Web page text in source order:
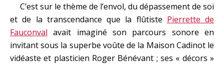
C’est sur le thème de l’envol, du dépassement de soi
et de la transcendance que la flûtiste Pierrette de
Fauconval avait imaginé son parcours sonore en
invitant sous la superbe voûte de la Maison Cadinot le
vidéaste et plasticien Roger Bénévant ; ses « décors »